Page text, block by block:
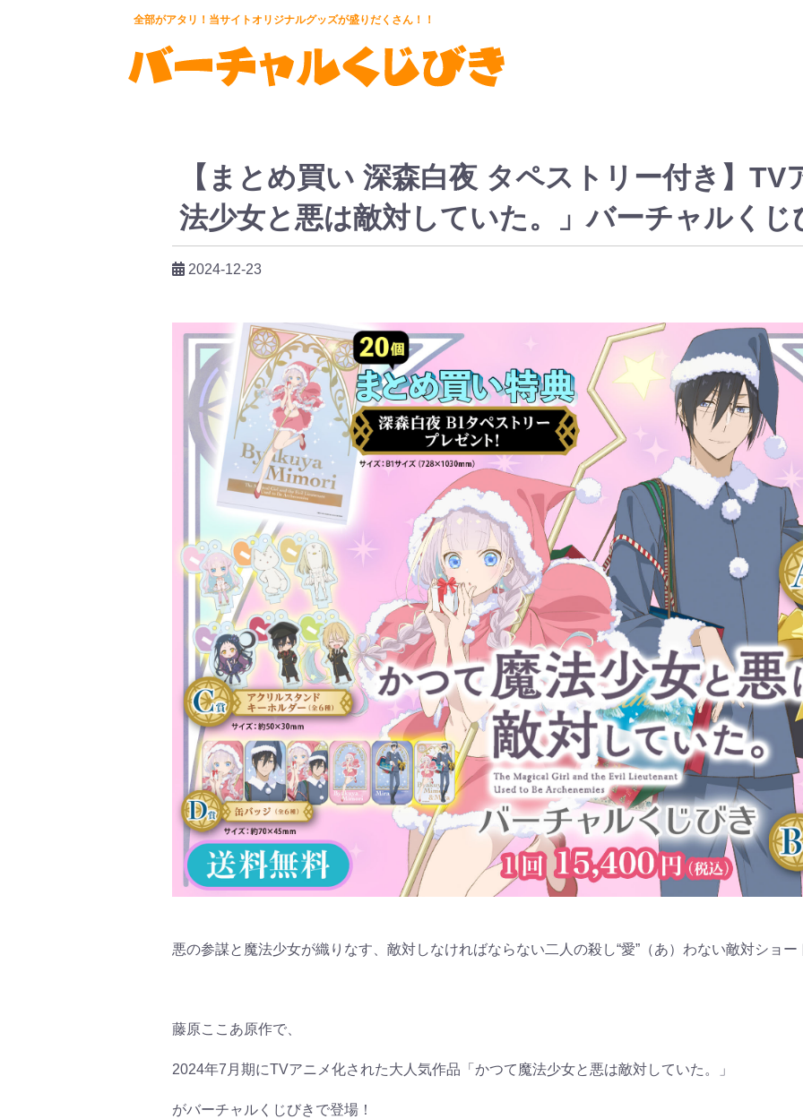
全部がアタリ！当サイトオリジナルグッズが盛りだくさん！！
【まとめ買い 深森白夜 タペストリー付き】
法少女と悪は敵対していた。」バーチャルくじ
2024-12-23
悪の参謀と魔法少女が織りなす、敵対しなければならない二人の殺し“愛”（あ）わない敵対ショー
藤原ここあ原作で、
2024年7月期にTVアニメ化された大人気作品「かつて魔法少女と悪は敵対していた。」
がバーチャルくじびきで登場！